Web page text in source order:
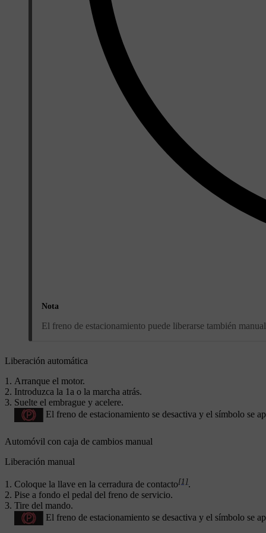
Nota
El freno de estacionamiento puede liberarse también
Liberación automática
Arranque el motor.
Introduzca la 1a o la marcha atrás.
Suelte el embrague y acelere.
El freno de estacionamiento se desactiva y el símbolo se
Automóvil con caja de cambios manual
Liberación manual
Coloque la llave en la cerradura de contacto[1].
Pise a fondo el pedal del freno de servicio.
Tire del mando.
El freno de estacionamiento se desactiva y el símbolo se